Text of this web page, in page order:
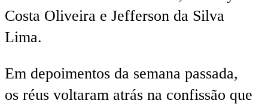
Costa Oliveira e Jefferson da Silva
Lima.
Em depoimentos da semana passada,
os réus voltaram atrás na confissão que